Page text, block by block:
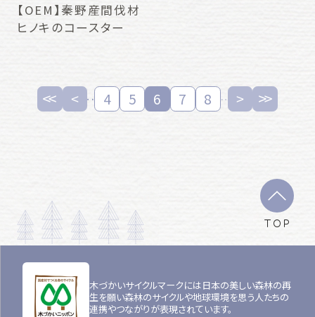
【OEM】秦野産間伐材
ヒノキのコースター
4 5 6 7 8
TOP
木づかいサイクルマークには日本の美しい森林の再
生を願い森林のサイクルや地球環境を思う人たちの
連携やつながりが表現されています。